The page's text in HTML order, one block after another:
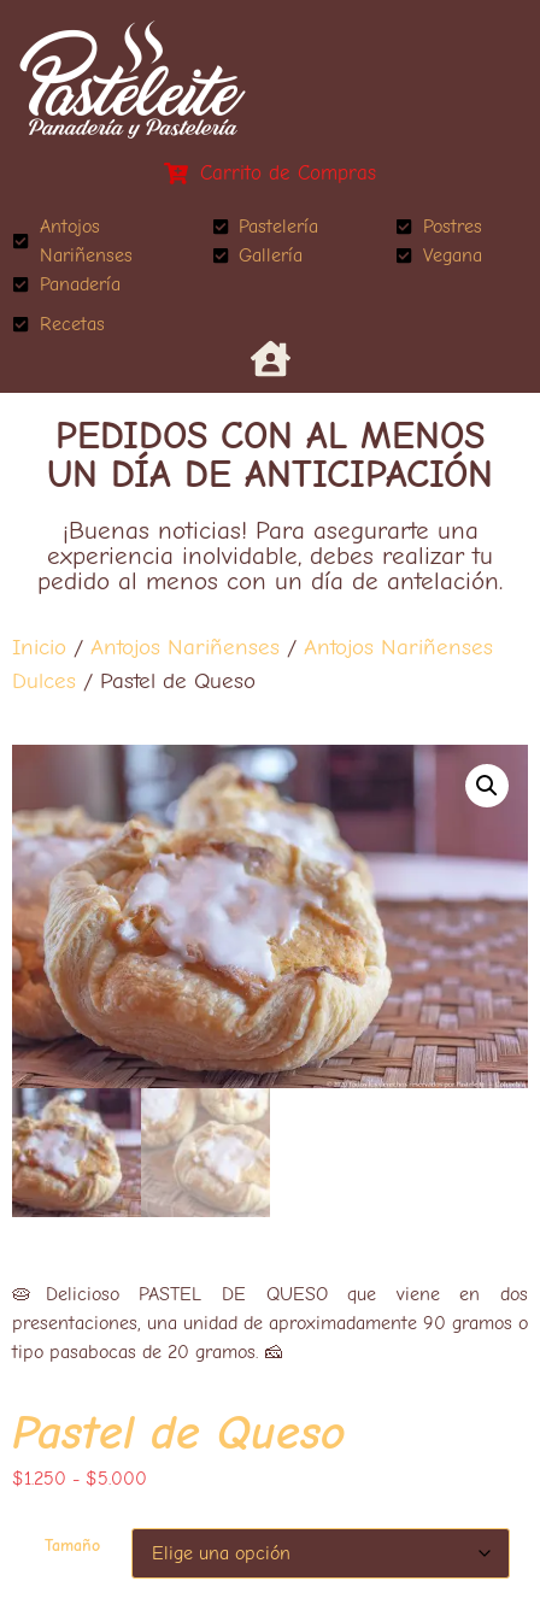
Carrito de Compras
Antojos
Nariñenses
Panadería
Pastelería
Gallería
Postres
Vegana
Recetas
PEDIDOS CON AL MENOS
UN DÍA DE ANTICIPACIÓN
¡Buenas noticias! Para asegurarte una
experiencia inolvidable, debes realizar tu
pedido al menos con un día de antelación.
Inicio / Antojos Nariñenses / Antojos Nariñenses
Dulces / Pastel de Queso
🥧Delicioso PASTEL DE QUESO que viene en dos
presentaciones, una unidad de aproximadamente 90 gramos o
tipo pasabocas de 20 gramos. 🧀
Pastel de Queso
$1.250 - $5.000
Tamaño